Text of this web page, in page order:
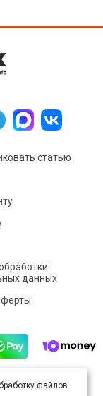
статью
данных
лицензии Creative
файлов